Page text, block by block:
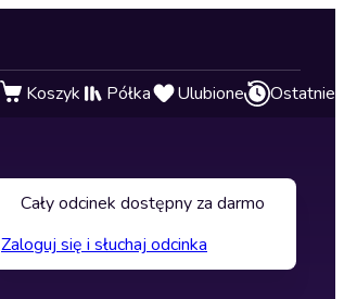
Koszyk Półka Ulubione Ostatnie
Cały odcinek dostępny za darmo
Zaloguj się i słuchaj odcinka